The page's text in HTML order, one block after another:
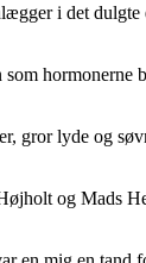
i det
gror lyde og
og Mads